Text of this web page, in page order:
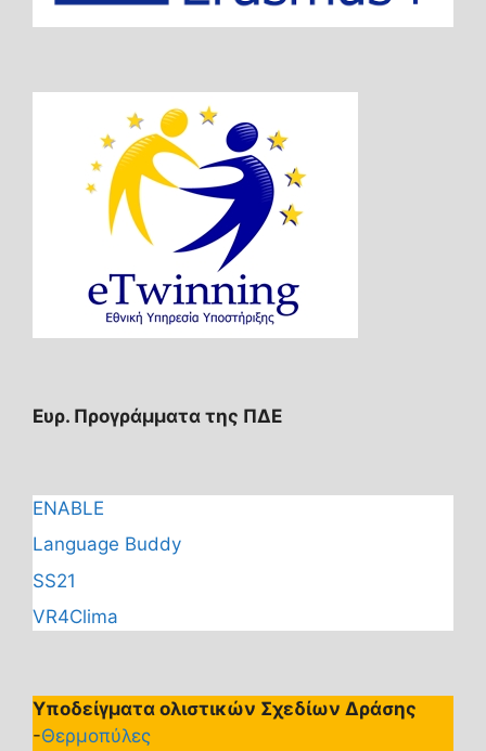
Ευρ. Προγράμματα της ΠΔΕ
ENABLE
Language Buddy
SS21
VR4Clima
Υποδείγματα ολιστικών Σχεδίων Δράσης
-Θερμοπύλες